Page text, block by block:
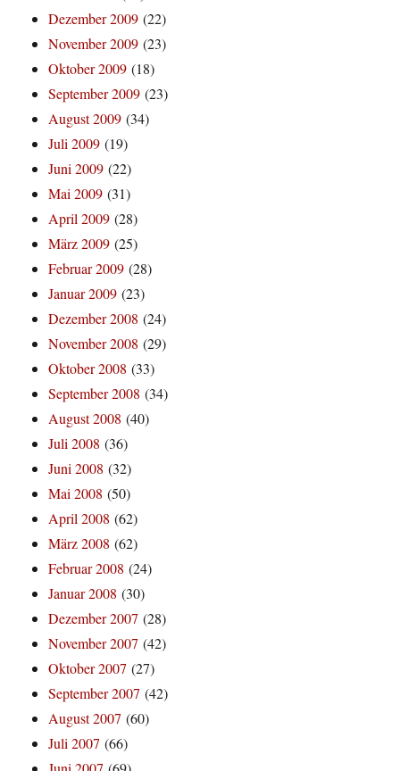
Dezember 2009 (22)
November 2009 (23)
Oktober 2009 (18)
September 2009 (23)
August 2009 (34)
Juli 2009 (19)
Juni 2009 (22)
Mai 2009 (31)
April 2009 (28)
März 2009 (25)
Februar 2009 (28)
Januar 2009 (23)
Dezember 2008 (24)
November 2008 (29)
Oktober 2008 (33)
September 2008 (34)
August 2008 (40)
Juli 2008 (36)
Juni 2008 (32)
Mai 2008 (50)
April 2008 (62)
März 2008 (62)
Februar 2008 (24)
Januar 2008 (30)
Dezember 2007 (28)
November 2007 (42)
Oktober 2007 (27)
September 2007 (42)
August 2007 (60)
Juli 2007 (66)